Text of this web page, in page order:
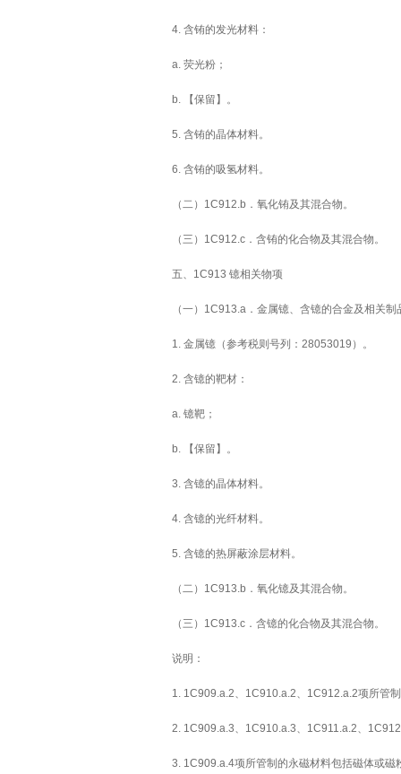
4. 含铕的发光材料：
a. 荧光粉；
b. 【保留】。
5. 含铕的晶体材料。
6. 含铕的吸氢材料。
（二）1C912.b．氧化铕及其混合物。
（三）1C912.c．含铕的化合物及其混合物。
五、1C913 镱相关物项
（一）1C913.a．金属镱、含镱的合金及相关制
1. 金属镱（参考税则号列：28053019）。
2. 含镱的靶材：
a. 镱靶；
b. 【保留】。
3. 含镱的晶体材料。
4. 含镱的光纤材料。
5. 含镱的热屏蔽涂层材料。
（二）1C913.b．氧化镱及其混合物。
（三）1C913.c．含镱的化合物及其混合物。
说明：
1. 1C909.a.2、1C910.a.2、1C912.a.2项所管
2. 1C909.a.3、1C910.a.3、1C911.a.2、
3. 1C909.a.4项所管制的永磁材料包括磁体或磁